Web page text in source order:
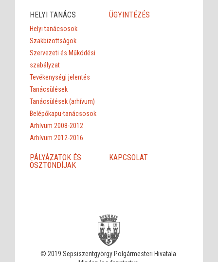
HELYI TANÁCS
Helyi tanácsosok
Szakbizottságok
Szervezeti és Működési
szabályzat
Tevékenységi jelentés
Tanácsülések
Tanácsülések (arhívum)
Belépőkapu-tanácsosok
Arhívum 2008-2012
Arhívum 2012-2016
ÜGYINTÉZÉS
PÁLYÁZATOK ÉS
ÖSZTÖNDÍJAK
KAPCSOLAT
© 2019 Sepsiszentgyörgy Polgármesteri Hivatala.